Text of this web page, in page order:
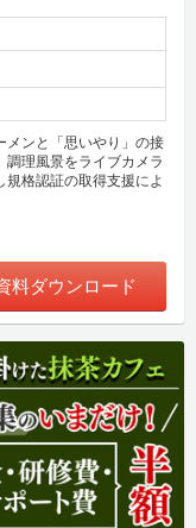
メンと「思いやり」の接
理風景をライブカメラ
格認証の取得支援によ
料ダウンロード